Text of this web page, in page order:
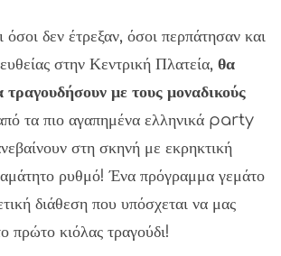
όσοι δεν έτρεξαν, όσοι περπάτησαν και
στην Κεντρική Πλατεία, θα
τραγουδήσουν με τους μοναδικούς
τα πιο αγαπημένα ελληνικά party
στη σκηνή με εκρηκτική
ρυθμό! Ένα πρόγραμμα γεμάτο
διάθεση που υπόσχεται να μας
πρώτο κιόλας τραγούδι!